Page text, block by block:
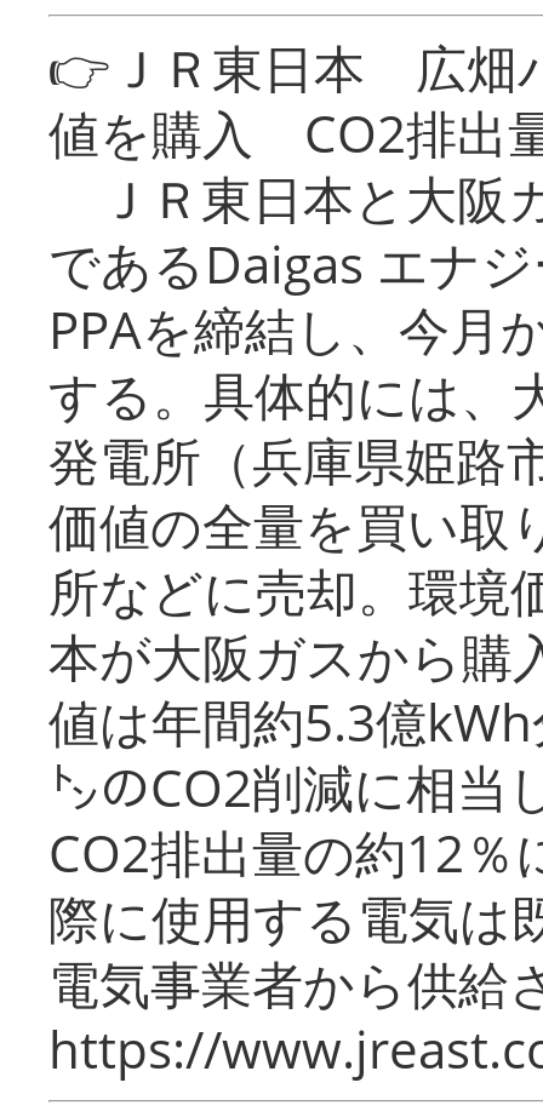
👉ＪＲ東日本 広畑
値を購入 CO2排出
ＪＲ東日本と大阪
であるDaigas エナ
PPAを締結し、今月
する。具体的には、
発電所（兵庫県姫路
価値の全量を買い取
所などに売却。環境
本が大阪ガスから購
値は年間約5.3億
㌧のCO2削減に相当
CO2排出量の約12％
際に使用する電気は
電気事業者から供給
https://